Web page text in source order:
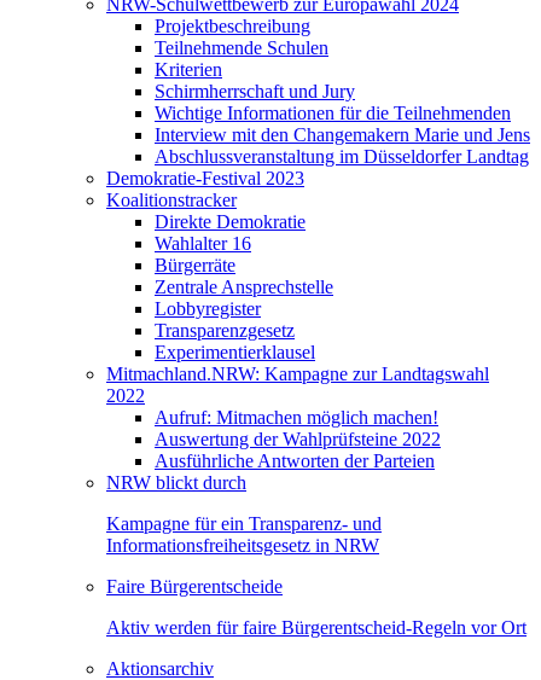
NRW-Schulwettbewerb zur Europawahl 2024
Projektbeschreibung
Teilnehmende Schulen
Kriterien
Schirmherrschaft und Jury
Wichtige Informationen für die Teilnehmenden
Interview mit den Changemakern Marie und Jens
Abschlussveranstaltung im Düsseldorfer Landtag
Demokratie-Festival 2023
Koalitionstracker
Direkte Demokratie
Wahlalter 16
Bürgerräte
Zentrale Ansprechstelle
Lobbyregister
Transparenzgesetz
Experimentierklausel
Mitmachland.NRW: Kampagne zur Landtagswahl
2022
Aufruf: Mitmachen möglich machen!
Auswertung der Wahlprüfsteine 2022
Ausführliche Antworten der Parteien
NRW blickt durch
Kampagne für ein Transparenz- und
Informationsfreiheitsgesetz in NRW
Faire Bürgerentscheide
Aktiv werden für faire Bürgerentscheid-Regeln vor Ort
Aktionsarchiv